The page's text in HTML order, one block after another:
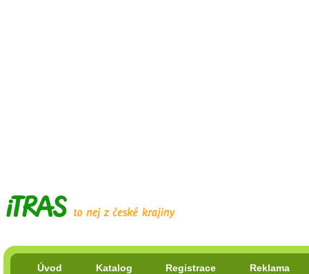
Úvod Katalog Registrace Reklama